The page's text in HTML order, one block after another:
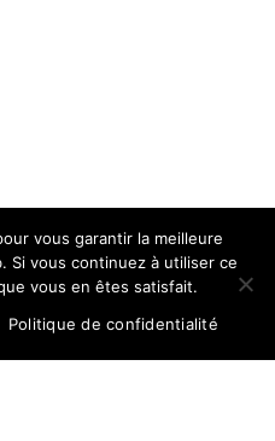
ARDAN
Mentions légales
vous garantir la meilleure
Si vous continuez à utiliser ce
vous en êtes satisfait.
Politique de confidentialité